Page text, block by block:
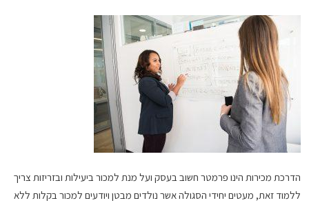
הדרכת מכירות הינו פרמטר חשוב בעסק ועל מנת למכור ביעילות ובזריזות צריך
ללמוד זאת, מעטים יחידי הסגולה אשר נולדים מבטן ויודעים למכור בקלות ללא